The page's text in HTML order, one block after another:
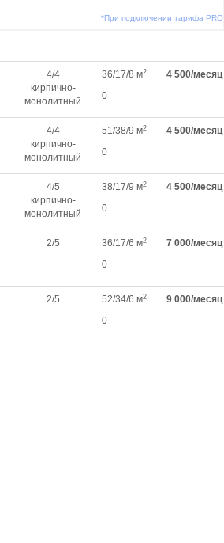
*При подключении тарифа PRO
4/4
кирпично-
монолитный
36/17/8 м2
0
4 500/месяц
4/4
кирпично-
монолитный
51/38/9 м2
0
4 500/месяц
4/5
кирпично-
монолитный
38/17/9 м2
0
4 500/месяц
2/5 36/17/6 м2
0
7 000/месяц
2/5 52/34/6 м2
0
9 000/месяц